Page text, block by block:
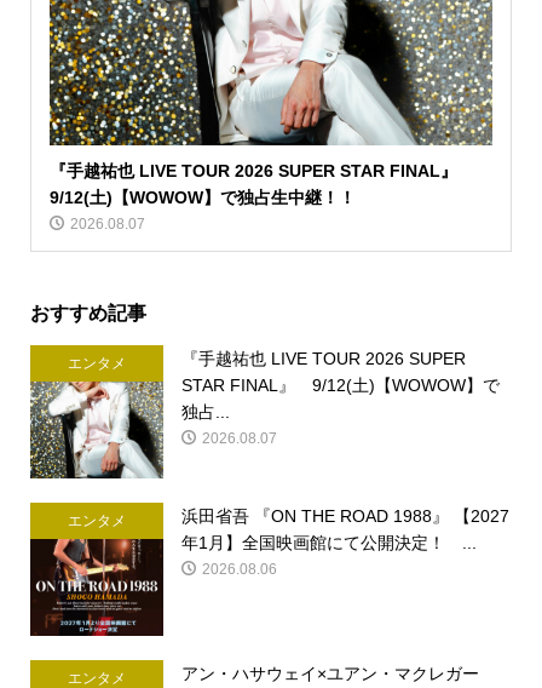
『手越祐也 LIVE TOUR 2026 SUPER STAR FINAL』
9/12(土)【WOWOW】で独占生中継！！
2026.08.07
おすすめ記事
エンタメ
『手越祐也 LIVE TOUR 2026 SUPER
STAR FINAL』 9/12(土)【WOWOW】で
独占...
2026.08.07
エンタメ
浜田省吾 『ON THE ROAD 1988』 【2027
年1月】全国映画館にて公開決定！ ...
2026.08.06
エンタメ
アン・ハサウェイ×ユアン・マクレガー